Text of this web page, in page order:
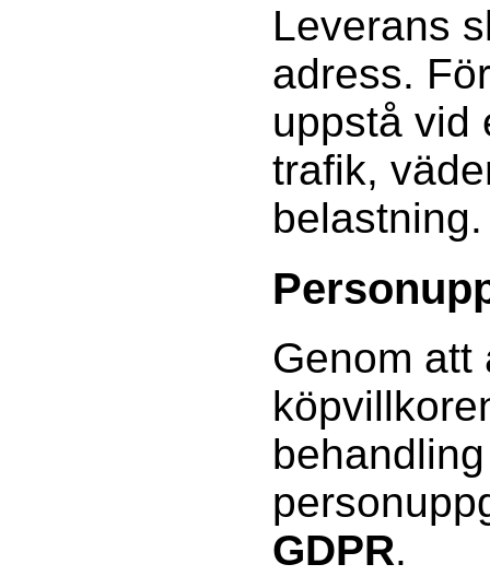
Leverans
adress.
uppstå vid
trafik,
belastning.
Genom att
GDPR.